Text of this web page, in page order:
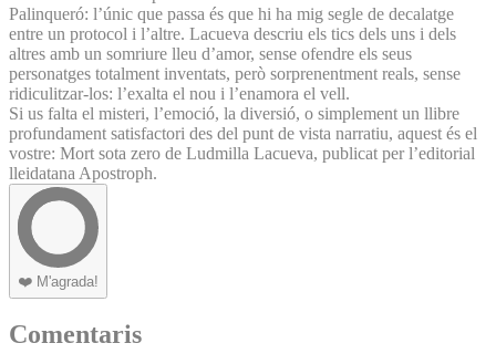
Palinqueró: l’únic que passa és que hi ha mig segle de decalatge
entre un protocol i l’altre. Lacueva descriu els tics dels uns i dels
altres amb un somriure lleu d’amor, sense ofendre els seus
personatges totalment inventats, però sorprenentment reals, sense
ridiculitzar-los: l’exalta el nou i l’enamora el vell.
Si us falta el misteri, l’emoció, la diversió, o simplement un llibre
profundament satisfactori des del punt de vista narratiu, aquest és el
vostre: Mort sota zero de Ludmilla Lacueva, publicat per l’editorial
lleidatana Apostroph.
❤️ M'agrada!
Comentaris